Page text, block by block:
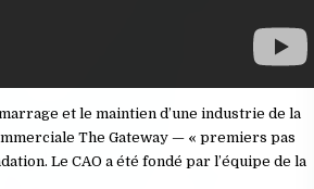
et le maintien d’une industrie de la
The Gateway — « premiers pas
Le CAO a été fondé par l’équipe de la